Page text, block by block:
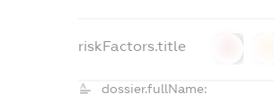
riskFactors.title
dossier.fullName: